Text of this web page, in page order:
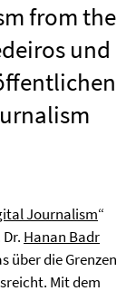
from the
und
Journalism“
Hanan Badr
über die Grenzen
Mit dem